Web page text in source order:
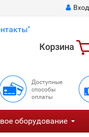
Вход
Корзина
Доступные
способы
оплаты
оборудование